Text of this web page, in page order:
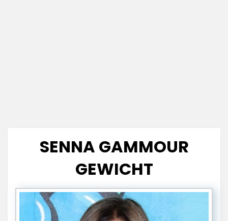
SENNA GAMMOUR
GEWICHT